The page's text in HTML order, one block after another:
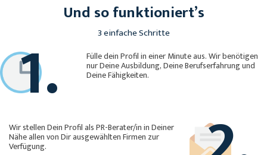
Und so funktioniert’s
3 einfache Schritte
1. Fülle dein Profil in einer Minute aus. Wir benötigen
nur Deine Ausbildung, Deine Berufserfahrung und
Deine Fähigkeiten.
Wir stellen Dein Profil als PR-Berater/in in Deiner
Nähe allen von Dir ausgewählten Firmen zur
Verfügung.